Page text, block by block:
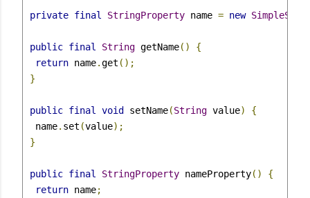
private final StringProperty name = new
public final String getName()
{
return name.get ();
}
public final void setName(String value)
{
  name
. set (value);
}
public final StringProperty nameProperty()
{
return name;